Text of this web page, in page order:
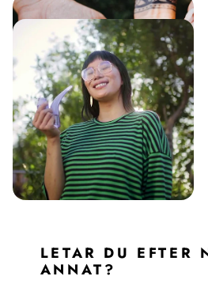
LETAR DU EFTER
ANNAT?